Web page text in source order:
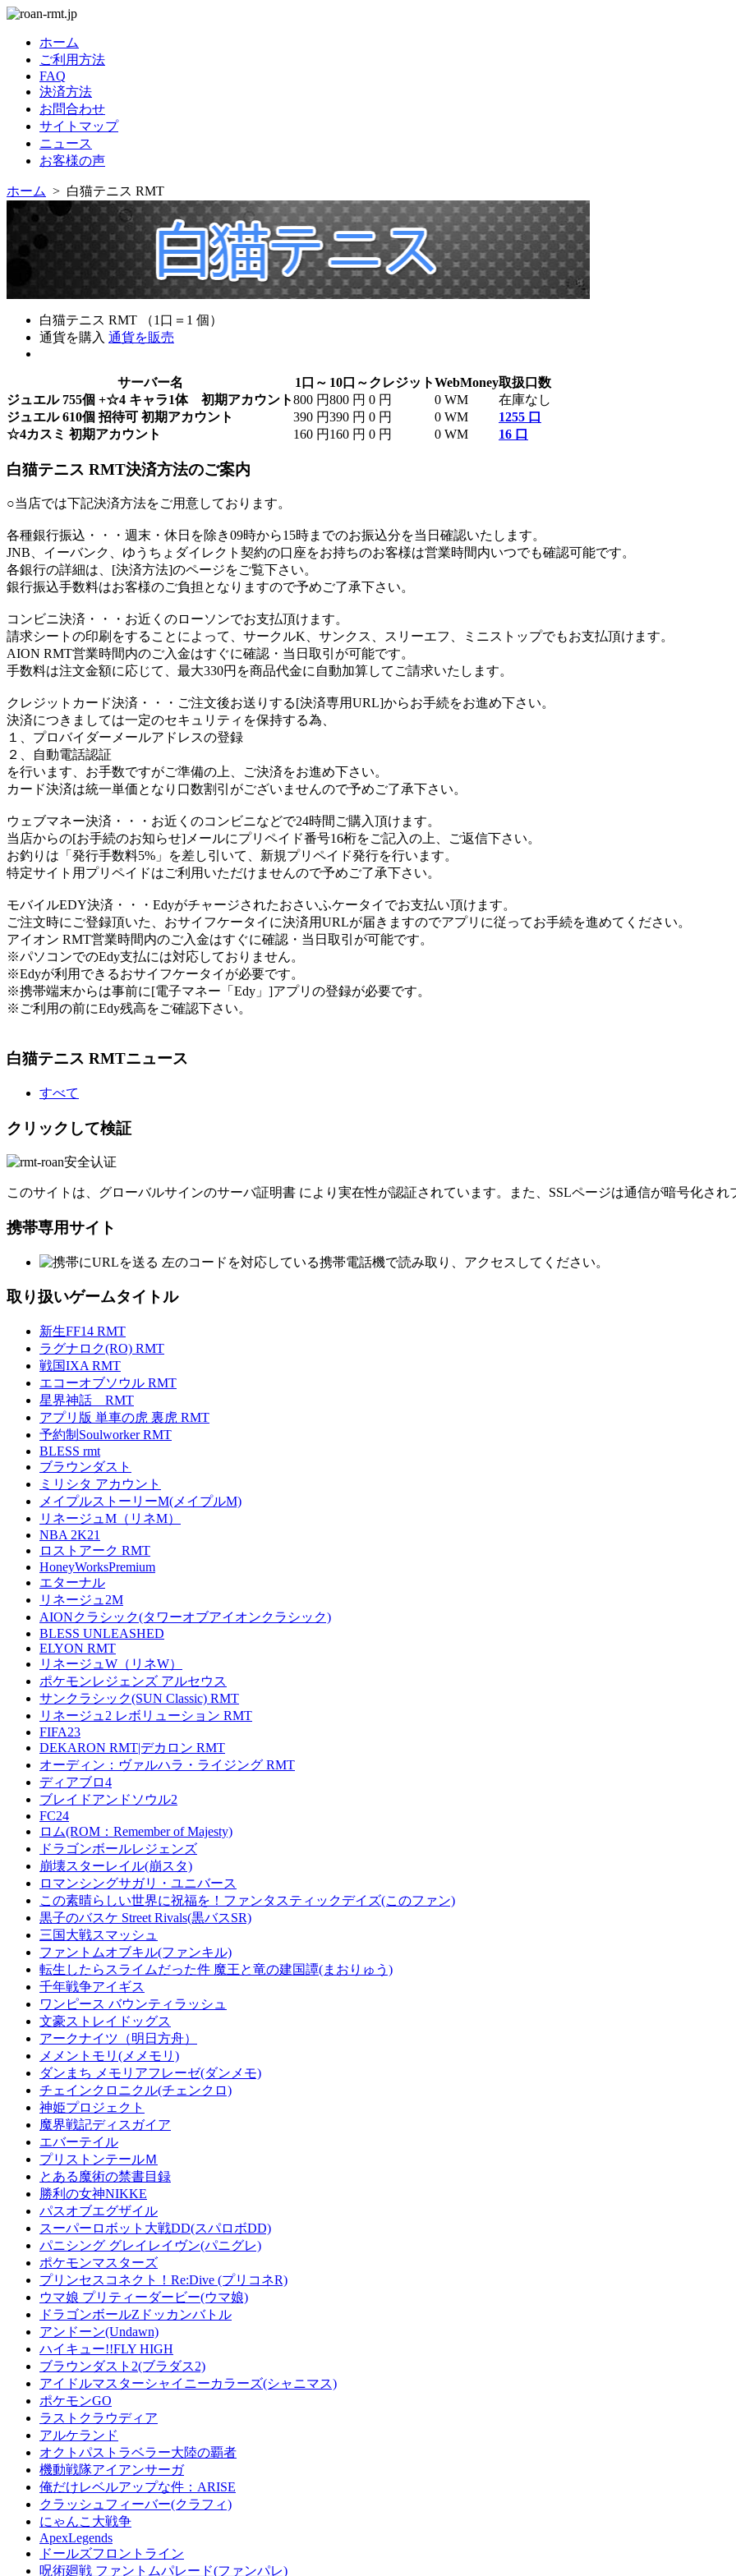
ホーム
ご利用方法
FAQ
決済方法
お問合わせ
サイトマップ
ニュース
お客様の声
ホーム > 白猫テニス RMT
白猫テニス RMT （1口＝1 個）
通貨を購入 通貨を販売
サーバー名 1口～ 10口～クレジットWebMoney取扱口数
ジュエル 755個 +☆4 キャラ1体 初期アカウント800 円800 円 0 円 0 WM
在庫なし
ジュエル 610個 招待可 初期アカウント
390 円390 円 0 円 0 WM
1255 口
☆4カスミ 初期アカウント
160 円 160 円 0 円 0 WM 16 口
白猫テニス RMT決済方法のご案内
○当店では下記決済方法をご用意しております。
各種銀行振込 ・・・週末・休日を除き09時から15時までのお振込分を当日確認いたします。
JNB、イーバンク、ゆうちょダイレクト契約の口座をお持ちのお客様は営業時間内いつでも確認可能です。
各銀行の詳細は、[決済方法]のページをご覧下さい。
銀行振込手数料はお客様のご負担となりますので予めご了承下さい。
コンビニ決済 ・・・お近くのローソンでお支払頂けます。
請求シートの印刷をすることによって、サークルK、サンクス、スリーエフ、ミニストップでもお支払頂けます。
AION RMT営業時間内のご入金はすぐに確認・当日取引が可能です。
手数料は注文金額に応じて、最大330円を商品代金に自動加算してご請求いたします。
クレジットカード決済 ・・・ご注文後お送りする[決済専用URL]からお手続をお進め下さい。
決済につきましては一定のセキュリティを保持する為、
１、プロバイダーメールアドレスの登録
２、自動電話認証
を行います、お手数ですがご準備の上、ご決済をお進め下さい。
カード決済は統一単価となり口数割引がございませんので予めご了承下さい。
ウェブマネー決済 ・・・お近くのコンビニなどで24時間ご購入頂けます。
当店からの[お手続のお知らせ]メールにプリペイド番号16桁をご記入の上、ご返信下さい。
お釣りは「発行手数料5%」を差し引いて、新規プリペイド発行を行います。
特定サイト用プリペイドはご利用いただけませんので予めご了承下さい。
モバイルEDY決済 ・・・Edyがチャージされたおさいふケータイでお支払い頂けます。
ご注文時にご登録頂いた、おサイフケータイに決済用URLが届きますのでアプリに従ってお手続を進めてください。
アイオン RMT営業時間内のご入金はすぐに確認・当日取引が可能です。
※パソコンでのEdy支払には対応しておりません。
※Edyが利用できるおサイフケータイが必要です。
※携帯端末からは事前に[電子マネー「Edy」]アプリの登録が必要です。
※ご利用の前にEdy残高をご確認下さい。
白猫テニス RMTニュース
すべて
クリックして検証
このサイトは、グローバルサインのサーバ証明書 により実在性が認証されています。また、SSLページは通信が暗号化され
携帯専用サイト
左のコードを対応している携帯電話機で読み取り、アクセスしてください。
取り扱いゲームタイトル
新生FF14 RMT
ラグナロク(RO) RMT
戦国IXA RMT
エコーオブソウル RMT
星界神話 RMT
アプリ版 単車の虎 裏虎 RMT
予約制Soulworker RMT
BLESS rmt
ブラウンダスト
ミリシタ アカウント
メイプルストーリーM(メイプルM)
リネージュM（リネM）
NBA 2K21
ロストアーク RMT
HoneyWorksPremium
エターナル
リネージュ2M
AIONクラシック(タワーオブアイオンクラシック)
BLESS UNLEASHED
ELYON RMT
リネージュW（リネW）
ポケモンレジェンズ アルセウス
サンクラシック(SUN Classic) RMT
リネージュ2 レボリューション RMT
FIFA23
DEKARON RMT|デカロン RMT
オーディン：ヴァルハラ・ライジング RMT
ディアブロ4
ブレイドアンドソウル2
FC24
ロム(ROM：Remember of Majesty)
ドラゴンボールレジェンズ
崩壊スターレイル(崩スタ)
ロマンシングサガリ・ユニバース
この素晴らしい世界に祝福を！ファンタスティックデイズ(このファン)
黒子のバスケ Street Rivals(黒バスSR)
三国大戦スマッシュ
ファントムオブキル(ファンキル)
転生したらスライムだった件 魔王と竜の建国譚(まおりゅう)
千年戦争アイギス
ワンピース バウンティラッシュ
文豪ストレイドッグス
アークナイツ（明日方舟）
メメントモリ(メメモリ)
ダンまち メモリアフレーゼ(ダンメモ)
チェインクロニクル(チェンクロ)
神姫プロジェクト
魔界戦記ディスガイア
エバーテイル
プリストンテールＭ
とある魔術の禁書目録
勝利の女神NIKKE
パスオブエグザイル
スーパーロボット大戦DD(スパロボDD)
パニシング グレイレイヴン(パニグレ)
ポケモンマスターズ
プリンセスコネクト！Re:Dive (プリコネR)
ウマ娘 プリティーダービー(ウマ娘)
ドラゴンボールZドッカンバトル
アンドーン(Undawn)
ハイキュー!!FLY HIGH
ブラウンダスト2(ブラダス2)
アイドルマスターシャイニーカラーズ(シャニマス)
ポケモンGO
ラストクラウディア
アルケランド
オクトパストラベラー大陸の覇者
機動戦隊アイアンサーガ
俺だけレベルアップな件：ARISE
クラッシュフィーバー(クラフィ)
にゃんこ大戦争
ApexLegends
ドールズフロントライン
呪術廻戦 ファントムパレード(ファンパレ)